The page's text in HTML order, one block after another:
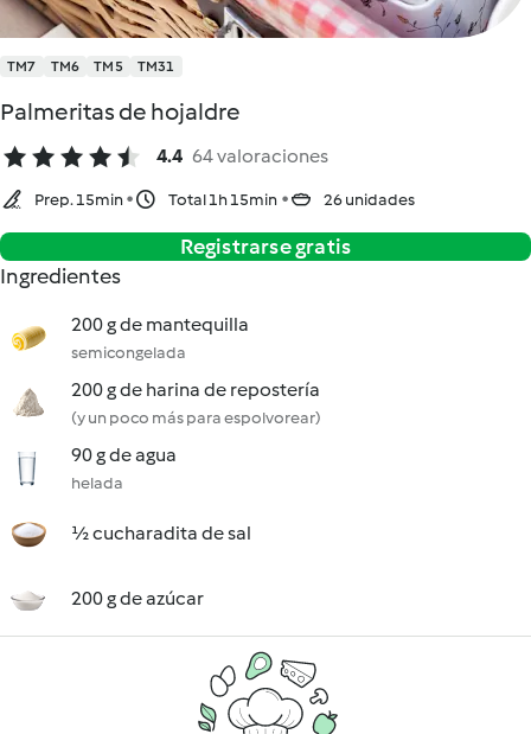
TM7 TM6 TM5 TM31
Palmeritas de hojaldre
4.4 64 valoraciones
Prep. 15min Total 1h 15min 26 unidades
Registrarse gratis
Ingredientes
200 g de mantequilla
semicongelada
200 g de harina de repostería
(y un poco más para espolvorear)
90 g de agua
helada
½ cucharadita de sal
200 g de azúcar